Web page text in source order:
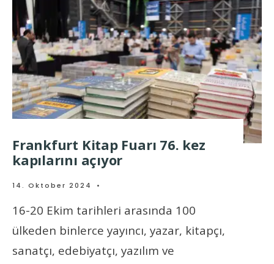
Frankfurt Kitap Fuarı 76. kez
kapılarını açıyor
14. Oktober 2024 •
16-20 Ekim tarihleri ​​arasında 100
ülkeden binlerce yayıncı, yazar, kitapçı,
sanatçı, edebiyatçı, yazılım ve